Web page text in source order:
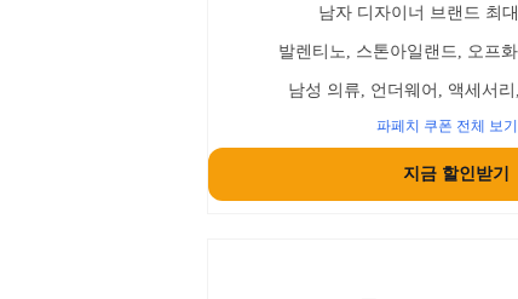
남자 디자이너 브랜드 최
발렌티노, 스톤아일랜드, 오프
남성 의류, 언더웨어, 액세서
파페치 쿠폰 전체 보
지금 할인받기